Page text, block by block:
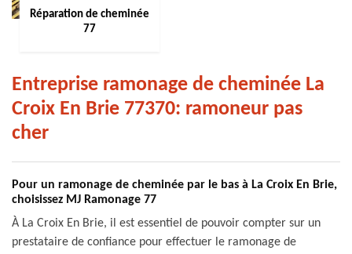
Réparation de cheminée
77
Entreprise ramonage de cheminée La
Croix En Brie 77370: ramoneur pas
cher
Pour un ramonage de cheminée par le bas à La Croix En Brie,
choisissez MJ Ramonage 77
À La Croix En Brie, il est essentiel de pouvoir compter sur un
prestataire de confiance pour effectuer le ramonage de